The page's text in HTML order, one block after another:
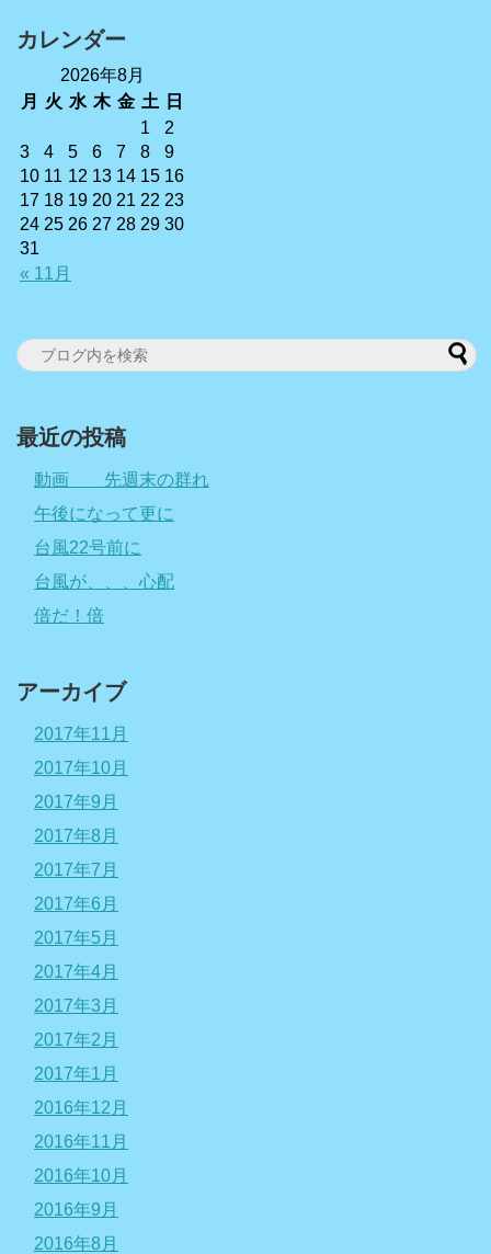
カレンダー
2026年8月
月
火 水 木 金 土 日
« 11月
1
2
3
4 5 6 7 8
9
10 11 12 13 14 15 16
17 18 19 20 21 22 23
24 25 26 27 28 29 30
31
最近の投稿
動画 先週末の群れ
午後になって更に
台風22号前に
台風が、、、心配
倍だ！倍
アーカイブ
2017年11月
2017年10月
2017年9月
2017年8月
2017年7月
2017年6月
2017年5月
2017年4月
2017年3月
2017年2月
2017年1月
2016年12月
2016年11月
2016年10月
2016年9月
2016年8月